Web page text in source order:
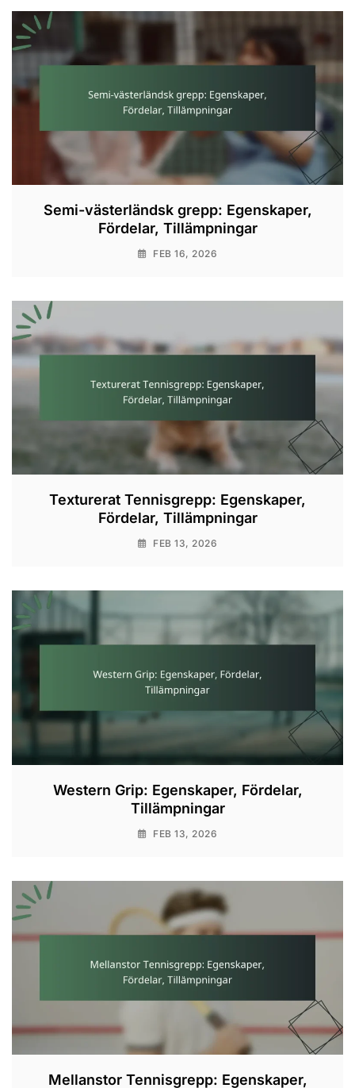
Semi-västerländsk grepp: Egenskaper,
Fördelar, Tillämpningar
FEB 16, 2026
Texturerat Tennisgrepp: Egenskaper,
Fördelar, Tillämpningar
FEB 13, 2026
Western Grip: Egenskaper, Fördelar,
Tillämpningar
FEB 13, 2026
Mellanstor Tennisgrepp: Egenskaper,